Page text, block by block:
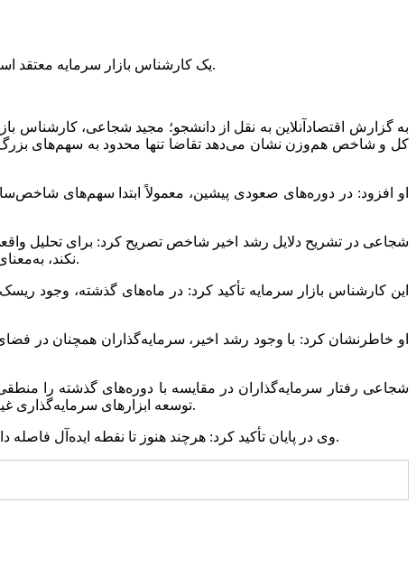
یک کارشناس بازار سرمایه معتقد است با کاهش ریسک‌های سیاسی و رشد نرخ ارز توافقی، بورس ایران توانست بخشی از فاصله خود را با متغیر‌های کلان اقتصادی جبران کند.
کل و شاخص هم‌وزن نشان می‌دهد تقاضا تنها محدود به سهم‌های بزرگ
او افزود: در دوره‌های صعودی پیشین، معمولاً ابتدا سهم‌های
نکند، به‌معنای افت ۵۰ درصدی ارزش دلاری بازار است؛ بنابراین رشد اخیر بیشتر به معنای جبران عقب‌ماندگی بورس نسبت به رشد نرخ ارز بوده است.
این کارشناس بازار سرمایه تأکید کرد: در ماه‌های گذشته، وجود
او خاطرنشان کرد: با وجود رشد اخیر، سرمایه‌گذاران همچنان در
شجاعی رفتار سرمایه‌گذاران در مقایسه با دوره‌های گذشته را
توسعه ابزار‌های سرمایه‌گذاری غیرمستقیم مانند صندوق‌های سرمایه‌گذاری، موجب شده منابع مالی به‌صورت حرفه‌ای‌تر مدیریت شود و شدت رفتار‌های توده‌ای کاهش یابد.
وی در پایان تأکید کرد: هرچند هنوز تا نقطه ایده‌آل فاصله داریم، اما افزایش فرهنگ سرمایه‌گذاری بلندمدت و نقش‌آفرینی نهاد‌های آموزشی و رسانه‌ها می‌تواند مسیر بازار را پایدارتر و حرفه‌ای‌تر کند.